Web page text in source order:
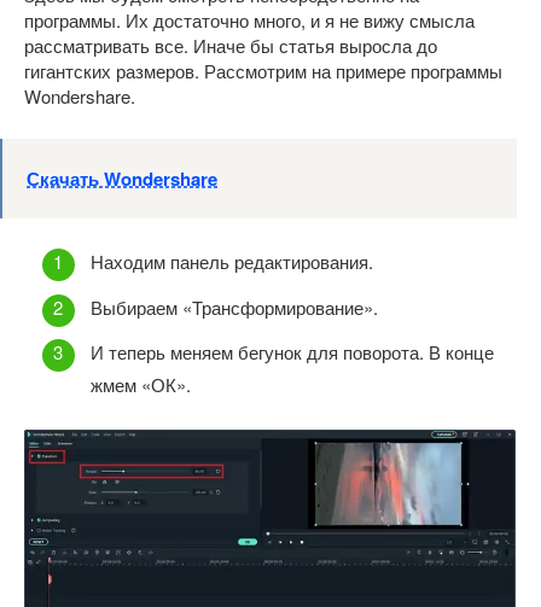
программы. Их достаточно много, и я не вижу смысла
рассматривать все. Иначе бы статья выросла до
гигантских размеров. Рассмотрим на примере программы
Wondershare.
Скачать Wondershare
Находим панель редактирования.
Выбираем «Трансформирование».
И теперь меняем бегунок для поворота. В конце
жмем «ОК».